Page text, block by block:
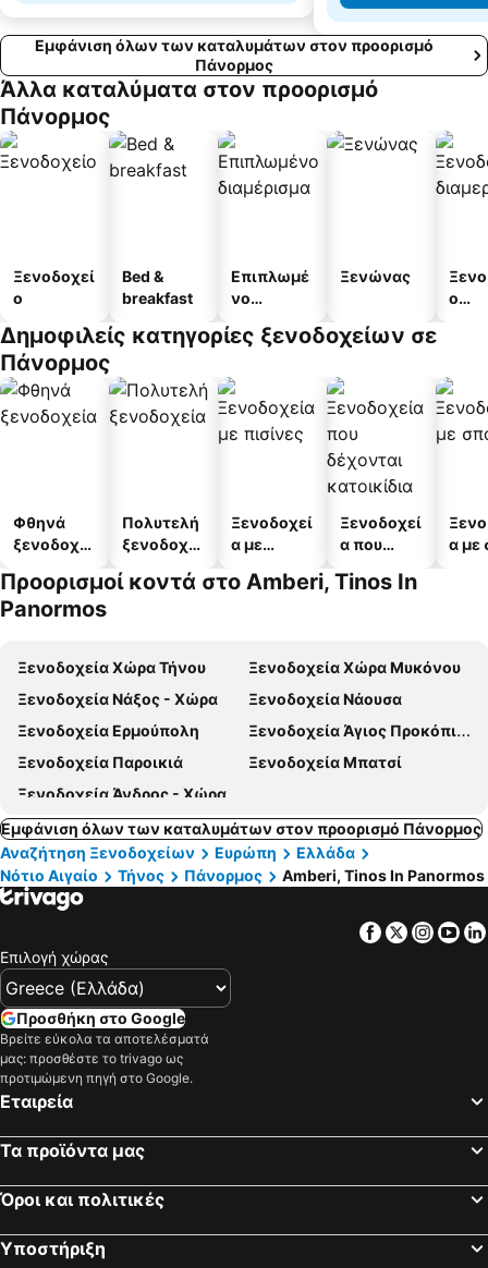
Εμφάνιση όλων των καταλυμάτων στον προορισμό
Πάνορμος
Άλλα καταλύματα στον προορισμό
Πάνορμος
Ξενοδοχεί
ο
Bed &
breakfast
Επιπλωμέ
νο
α
Ξενώνας
ο
Δημοφιλείς κατηγορίες ξενοδοχείων σε
Πάνορμος
Φθηνά
ξενοδοχεί
Πολυτελή
ξενοδοχεί
Ξενοδοχεί
α με
Ξενοδοχεί
α που
κατοικίδι
α με
Προορισμοί κοντά στο Amberi, Tinos In
Panormos
Ξενοδοχεία Χώρα Τήνου
Ξενοδοχεία Χώρα Μυκόνου
Ξενοδοχεία Νάξος - Χώρα
Ξενοδοχεία Νάουσα
Ξενοδοχεία Ερμούπολη
Ξενοδοχεία Άγιος Προκόπιος
Ξενοδοχεία Παροικιά
Ξενοδοχεία Μπατσί
Ξενοδοχεία Άνδρος - Χώρα
Εμφάνιση όλων των καταλυμάτων στον προορισμό Πάνορμος
Αναζήτηση Ξενοδοχείων
Ευρώπη
Ελλάδα
Νότιο Αιγαίο
Τήνος Πάνορμος Amberi, Tinos In Panormos
Facebook
Twitter
Επιλογή χώρας
Προσθήκη στο Google
Βρείτε εύκολα τα αποτελέσματά
μας: προσθέστε το trivago ως
προτιμώμενη πηγή στο Google.
Εταιρεία
Τα προϊόντα μας
Όροι και πολιτικές
Υποστήριξη